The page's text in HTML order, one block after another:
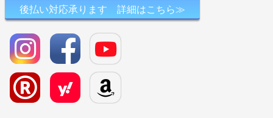
後払い対応承ります 詳細はこちら≫